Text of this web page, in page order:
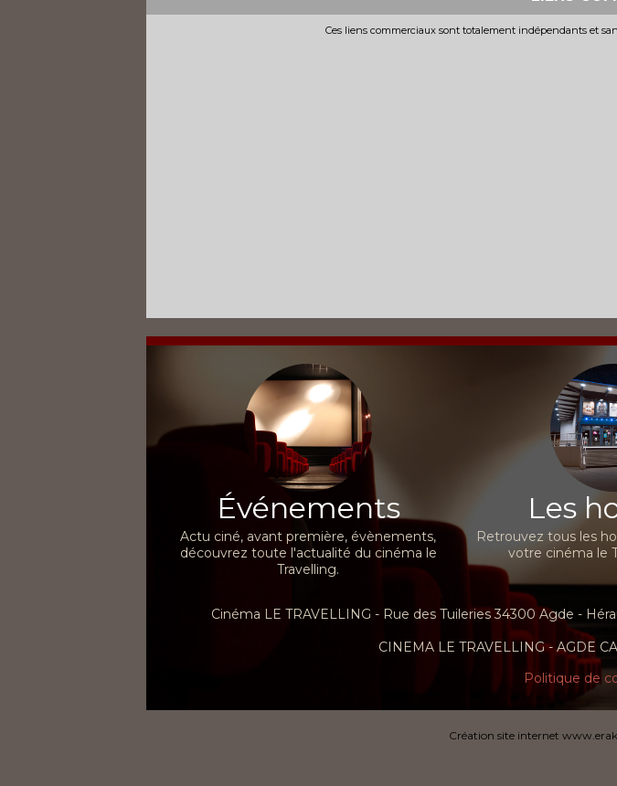
Ces liens commerciaux sont totalement indépendants et
Événements
Actu ciné, avant première, évènements,
découvrez toute l'actualité du cinéma le
Travelling.
Les
Retrouvez tous les
votre cinéma le
Cinéma LE TRAVELLING - Rue des Tuileries 34300 Agde -
CINEMA LE TRAVELLING - AGDE
Politique de
Création site internet